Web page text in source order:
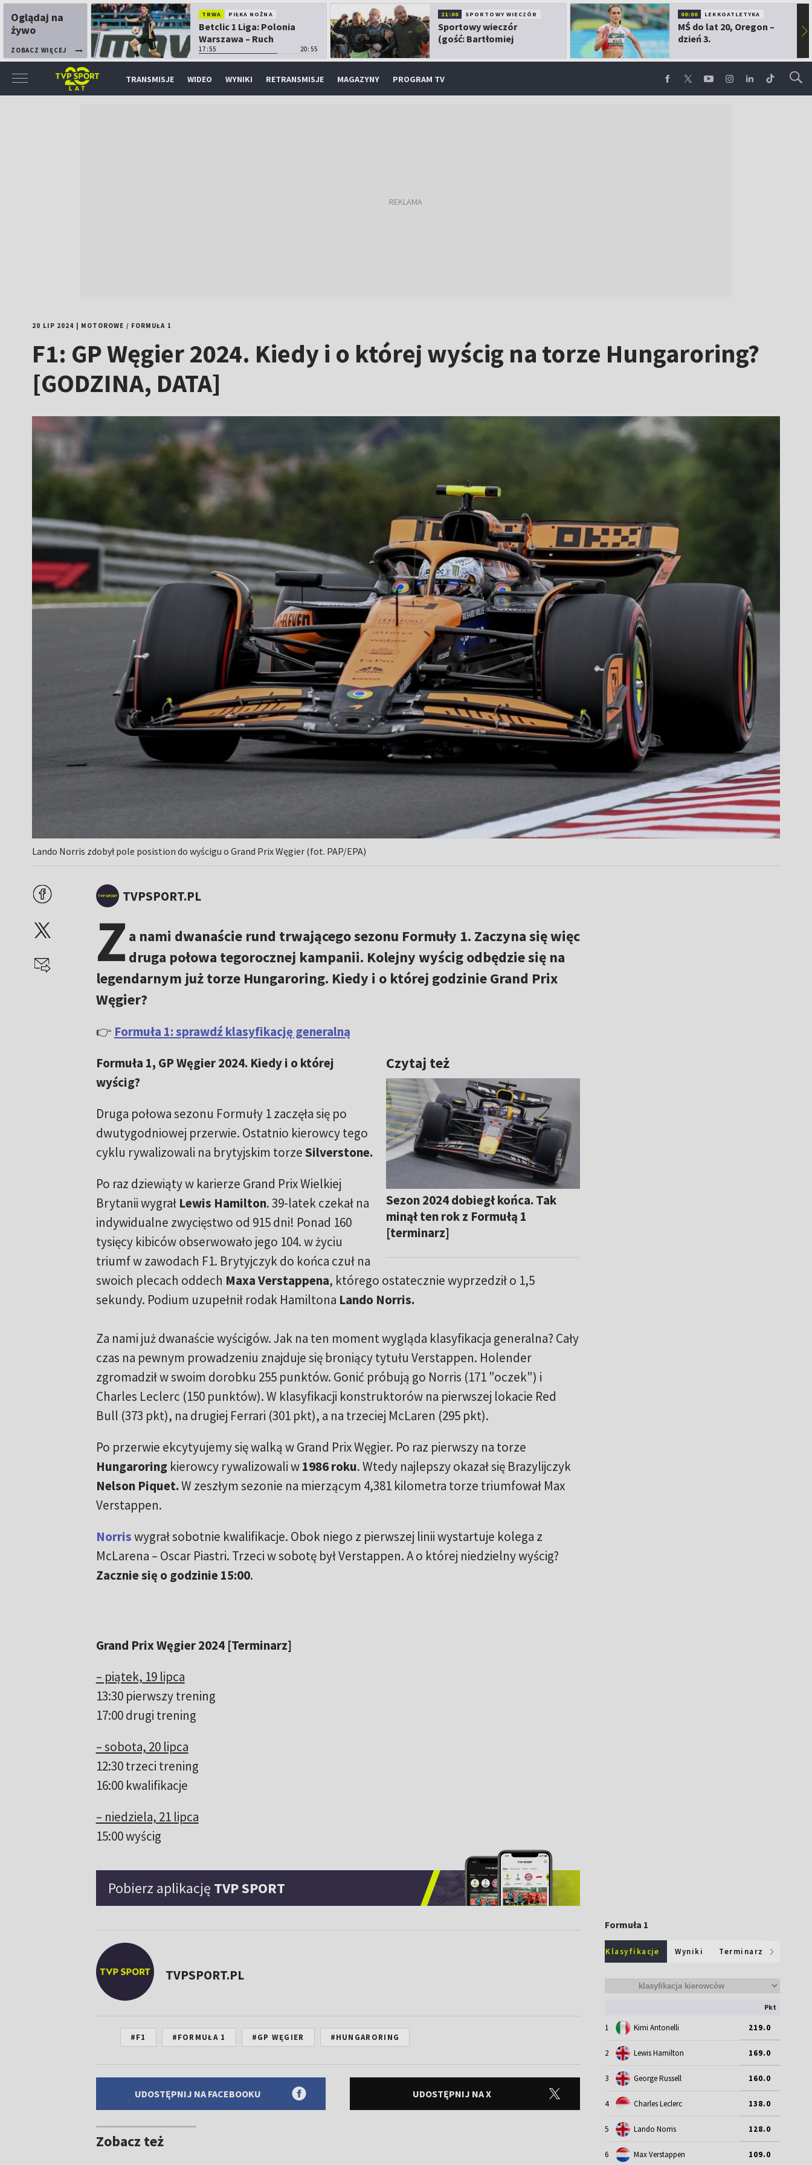
Oglądaj na
żywo
ZOBACZ WIĘCEJ
TRWA PIŁKA NOŻNA
Betclic 1 Liga: Polonia
Warszawa – Ruch
Chorzów
17:55 20:55
21:00 SPORTOWY WIECZÓR
Sportowy wieczór
(gość: Bartłomiej
00:00 LEKKOATLETYKA
MŚ do lat 20, Oregon –
dzień 3.
▶
TRANSMISJE WIDEO WYNIKI RETRANSMISJE MAGAZYNY PROGRAM TV
20 LIP 2024 MOTOROWE / FORMUŁA 1
F1: GP Węgier 2024. Kiedy i o której wyścig na torze Hungaroring?
[GODZINA, DATA]
Lando Norris zdobył pole posistion do wyścigu o Grand Prix Węgier (fot. PAP/EPA)
TVPSPORT.PL
Z a nami dwanaście rund trwającego sezonu Formuły 1. Zaczyna się więc
druga połowa tegorocznej kampanii. Kolejny wyścig odbędzie się na
legendarnym już torze Hungaroring. Kiedy i o której godzinie Grand Prix
Węgier?
👉 Formuła 1: sprawdź klasyfikację generalną
Czytaj też
Sezon 2024 dobiegł końca. Tak
minął ten rok z Formułą 1
[terminarz]
Formuła 1, GP Węgier 2024. Kiedy i o której
wyścig?
Druga połowa sezonu Formuły 1 zaczęła się po
dwutygodniowej przerwie. Ostatnio kierowcy tego
cyklu rywalizowali na brytyjskim torzeSilverstone.
Po raz dziewiąty w karierze Grand Prix Wielkiej
Brytanii wygrał Lewis Hamilton. 39-latek czekał na
indywidualne zwycięstwo od 915 dni! Ponad 160
tysięcy kibiców obserwowało jego 104. w życiu
triumf w zawodach F1. Brytyjczyk do końca czuł na
swoich plecach oddech Maxa Verstappena, którego ostatecznie wyprzedził o 1,5
sekundy. Podium uzupełnił rodak Hamiltona Lando Norris.
Za nami już dwanaście wyścigów. Jak na ten moment wygląda klasyfikacja generalna? Cały
czas na pewnym prowadzeniu znajduje się broniący tytułu Verstappen. Holender
zgromadził w swoim dorobku 255 punktów. Gonić próbują go Norris (171 "oczek") i
Charles Leclerc (150 punktów). W klasyfikacji konstruktorów na pierwszej lokacie Red
Bull (373 pkt), na drugiej Ferrari (301 pkt), a na trzeciej McLaren (295 pkt).
Po przerwie ekcytyujemy się walką w Grand Prix Węgier. Po raz pierwszy na torze
Hungaroringkierowcy rywalizowali w1986 roku. Wtedy najlepszy okazał się Brazylijczyk
Nelson Piquet.W zeszłym sezonie na mierzącym 4,381 kilometra torze triumfował Max
Verstappen.
Norriswygrał sobotnie kwalifikacje. Obok niego z pierwszej linii wystartuje kolega z
McLarena – Oscar Piastri. Trzeci w sobotę był Verstappen. A o której niedzielny wyścig?
Zacznie się o godzinie 15:00.
Grand Prix Węgier 2024 [Terminarz]
– piątek, 19 lipca
13:30 pierwszy trening
17:00 drugi trening
– sobota, 20 lipca
12:30 trzeci trening
16:00 kwalifikacje
– niedziela, 21 lipca
15:00 wyścig
Pobierz aplikację TVP SPORT
TVPSPORT.PL
#F1 #FORMUŁA 1 #GP WĘGIER #HUNGARORING
UDOSTĘPNIJ NA FACEBOOKU UDOSTĘPNIJ NA X
Zobacz też
Formuła 1
Klasyfikacje Wyniki Terminarz
Pkt
1 Kimi Antonelli 219.0
2 Lewis Hamilton 169.0
3 George Russell 160.0
4 Charles Leclerc 138.0
5 Lando Norris 128.0
6 Max Verstappen 109.0